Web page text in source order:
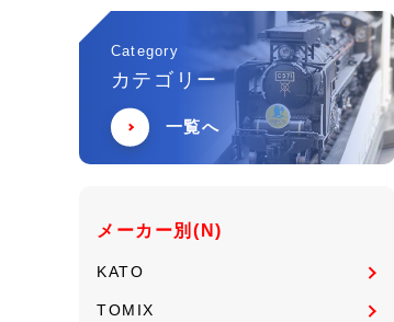
Category
カテゴリー
一覧へ
メーカー別(N)
KATO
TOMIX